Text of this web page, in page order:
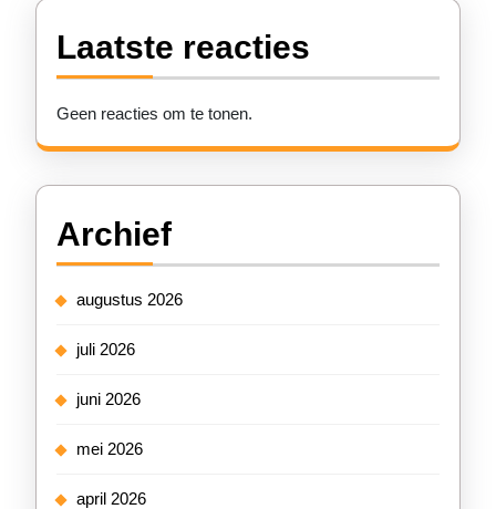
Laatste reacties
Geen reacties om te tonen.
Archief
augustus 2026
juli 2026
juni 2026
mei 2026
april 2026